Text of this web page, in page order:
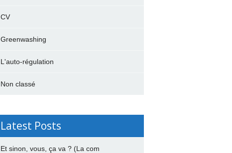
CV
Greenwashing
L'auto-régulation
Non classé
Latest Posts
Et sinon, vous, ça va ? (La com